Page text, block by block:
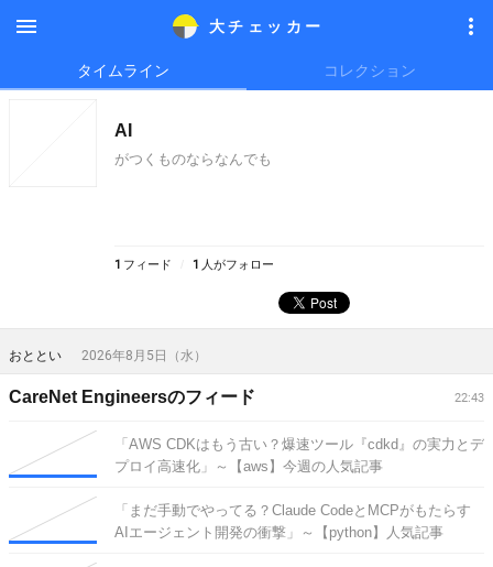
大チェッカ ー
AI
がつくものならなんでも
1 フィード 1 人がフォロー
タイムライン コレクション
おととい 2026年8月5日（水）
22:43
CareNet Engineersのフィード
「AWS CDKはもう古い？爆速ツール『cdkd』の実力とデ
プロイ高速化」～【aws】今週の人気記事
「まだ手動でやってる？Claude CodeとMCPがもたらす
AIエージェント開発の衝撃」～【python】人気記事